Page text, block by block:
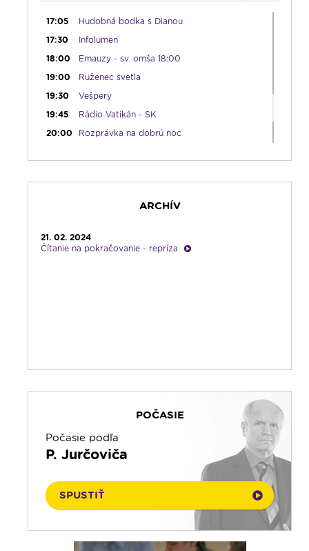
13:00
Lumenfórum - štvrtok
17:05
Hudobná bodka s Dianou
17:30
Infolumen
18:00
Emauzy - sv. omša 18:00
19:00
Ruženec svetla
19:30
Vešpery
19:45
Rádio Vatikán - SK
20:00
Rozprávka na dobrú noc
Čítanie na pokračovanie + repríza
23:30
Infolumen - repríza
ARCHÍV
21. 02. 2024
Čítanie na pokračovanie - repríza
POČASIE
Počasie podľa
P. Jurčoviča
SPUSTIŤ